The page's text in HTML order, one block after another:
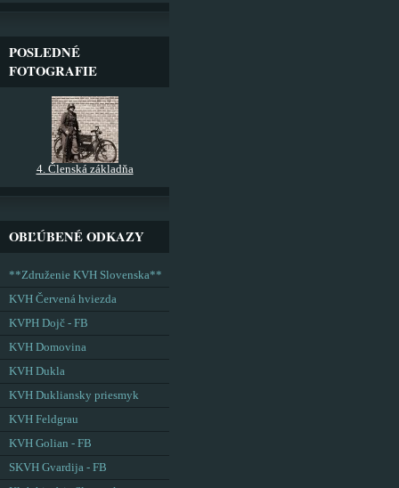
POSLEDNÉ
FOTOGRAFIE
4. Členská základňa
OBĽÚBENÉ ODKAZY
**Združenie KVH Slovenska**
KVH Červená hviezda
KVPH Dojč - FB
KVH Domovina
KVH Dukla
KVH Dukliansky priesmyk
KVH Feldgrau
KVH Golian - FB
SKVH Gvardija - FB